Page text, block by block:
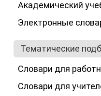
Академический
Электронные
Тематические
Словари для
Словари для